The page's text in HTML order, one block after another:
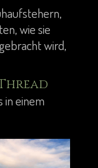
wie sie
wird,
in einem